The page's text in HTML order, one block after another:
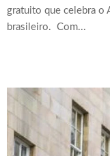
gratuito que celebra o
brasileiro. Com...